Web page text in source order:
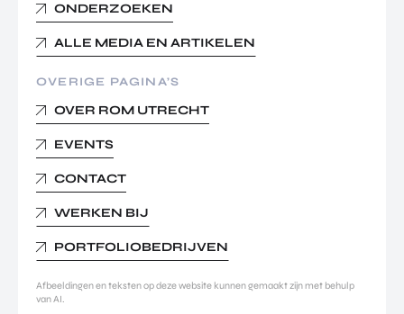
ONDERZOEKEN
ALLE MEDIA EN ARTIKELEN
OVERIGE PAGINA’S
OVER ROM UTRECHT
EVENTS
CONTACT
WERKEN BIJ
PORTFOLIOBEDRIJVEN
Afbeeldingen en teksten op deze website kunnen gemaakt zijn met behulp
van AI.